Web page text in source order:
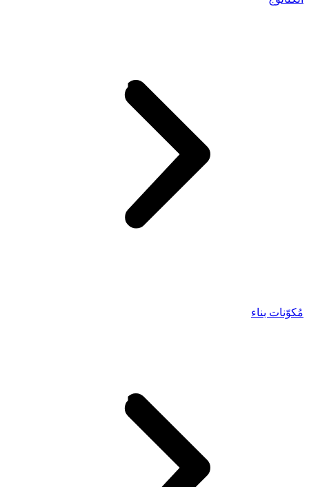
مُكوّنات بناء